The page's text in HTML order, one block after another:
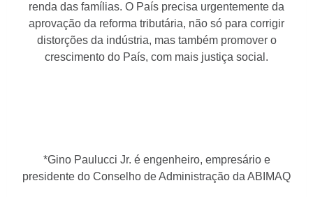
renda das famílias. O País precisa urgentemente da
aprovação da reforma tributária, não só para corrigir
distorções da indústria, mas também promover o
crescimento do País, com mais justiça social.
*Gino Paulucci Jr. é engenheiro, empresário e
presidente do Conselho de Administração da ABIMAQ